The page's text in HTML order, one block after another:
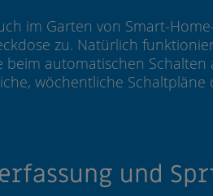
im Garten von Smart-
zu. Natürlich
beim automatischen
wöchentliche Schaltpläne
und